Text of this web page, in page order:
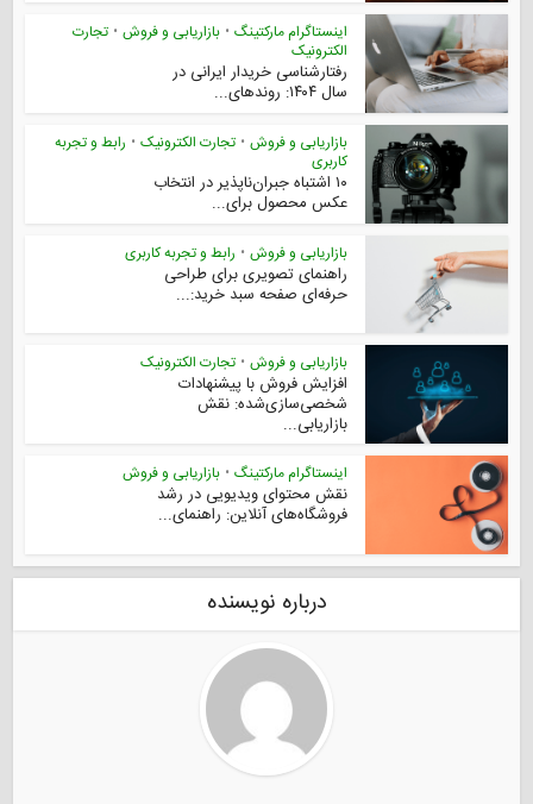
اینستاگرام مارکتینگ • بازاریابی و فروش • تجارت
الکترونیک
رفتارشناسی خریدار ایرانی در
سال ۱۴۰۴: روندهای...
بازاریابی و فروش • تجارت الکترونیک • رابط و تجربه
کاربری
۱۰ اشتباه جبران‌ناپذیر در انتخاب
عکس محصول برای...
بازاریابی و فروش • رابط و تجربه کاربری
راهنمای تصویری برای طراحی
حرفه‌ای صفحه سبد خرید:...
بازاریابی و فروش • تجارت الکترونیک
افزایش فروش با پیشنهادات
شخصی‌سازی‌شده: نقش
بازاریابی...
اینستاگرام مارکتینگ • بازاریابی و فروش
نقش محتوای ویدیویی در رشد
فروشگاه‌های آنلاین: راهنمای...
درباره نویسنده